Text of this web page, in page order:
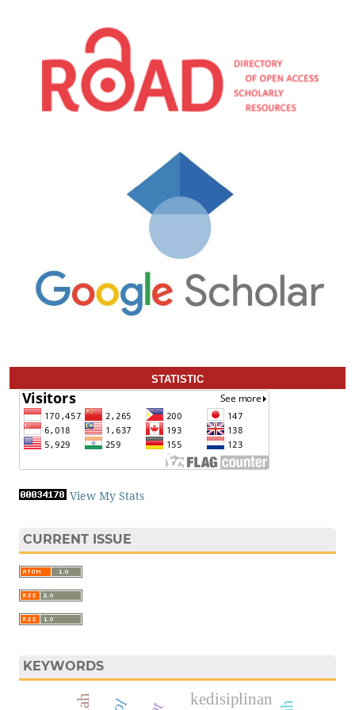
STATISTIC
View My Stats
CURRENT ISSUE
KEYWORDS
kedisiplinan